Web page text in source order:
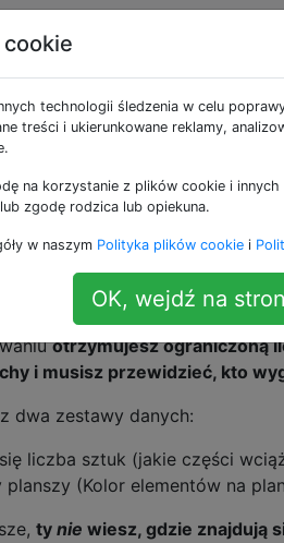
i Code
z
otrzymujesz ograniczoną
i musisz przewidzieć, kto
dwa zestawy danych:
liczba sztuk (jakie części
planszy (Kolor elementów na
ty nie wiesz, gdzie znajdują
technologii śledzenia w celu
treści i ukierunkowane reklamy,
na korzystanie z plików cookie i
zgodę rodzica lub opiekuna.
w naszym Polityka plików cookie i
OK, wejdź na